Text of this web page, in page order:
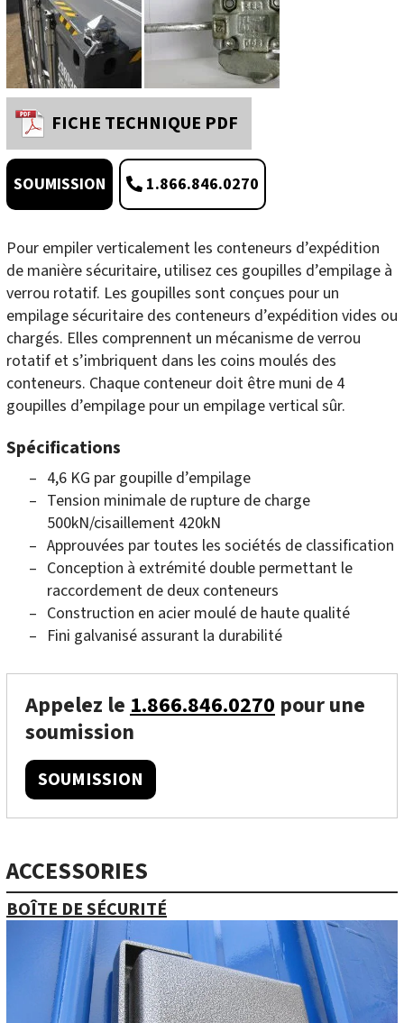
FICHE TECHNIQUE PDF
SOUMISSION 1.866.846.0270
Pour empiler verticalement les conteneurs d’expédition
de manière sécuritaire, utilisez ces goupilles d’empilage à
verrou rotatif. Les goupilles sont conçues pour un
empilage sécuritaire des conteneurs d’expédition vides ou
chargés. Elles comprennent un mécanisme de verrou
rotatif et s’imbriquent dans les coins moulés des
conteneurs. Chaque conteneur doit être muni de 4
goupilles d’empilage pour un empilage vertical sûr.
Spécifications
4,6 KG par goupille d’empilage
Tension minimale de rupture de charge
500kN/cisaillement 420kN
Approuvées par toutes les sociétés de classification
Conception à extrémité double permettant le
raccordement de deux conteneurs
Construction en acier moulé de haute qualité
Fini galvanisé assurant la durabilité
Appelez le1.866.846.0270 pour une
soumission
SOUMISSION
ACCESSORIES
BOÎTE DE SÉCURITÉ